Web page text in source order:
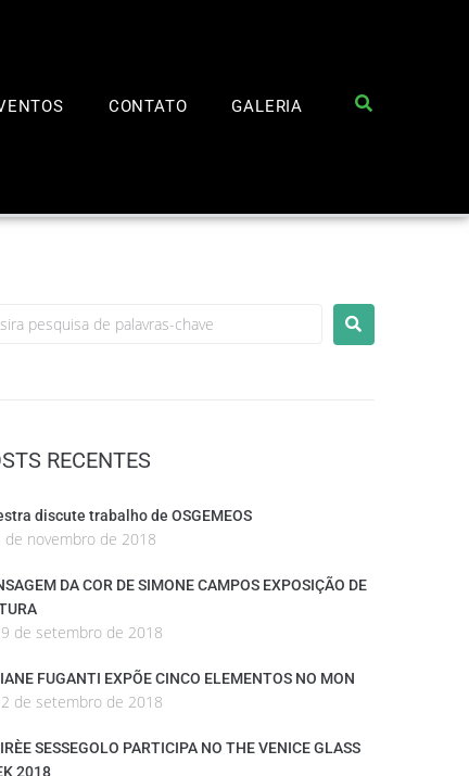
CONTATO GALERIA
RECENTES
discute trabalho de OSGEMEOS
de novembro de 2018
DA COR DE SIMONE CAMPOS EXPOSIÇÃO DE
de setembro de 2018
FUGANTI EXPÕE CINCO ELEMENTOS NO MON
de setembro de 2018
SESSEGOLO PARTICIPA NO THE VENICE GLASS
2018